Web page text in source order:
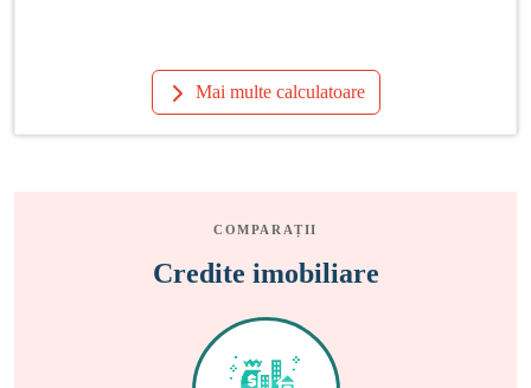
Mai multe calculatoare
COMPARAȚII
Credite imobiliare